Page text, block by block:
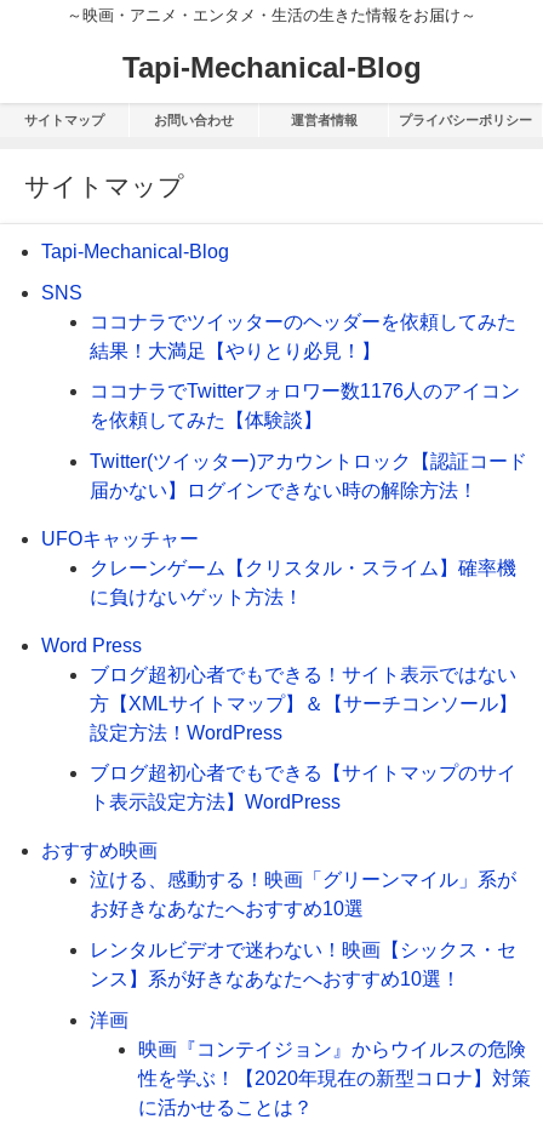
～映画・アニメ・エンタメ・生活の生きた情報をお届け～
Tapi-Mechanical-Blog
サイトマップ お問い合わせ 運営者情報 プライバシーポリシー
サイトマップ
Tapi-Mechanical-Blog
SNS
ココナラでツイッターのヘッダーを依頼してみた
結果！大満足【やりとり必見！】
ココナラでTwitterフォロワー数1176人のアイコン
を依頼してみた【体験談】
Twitter(ツイッター)アカウントロック【認証コード
届かない】ログインできない時の解除方法！
UFOキャッチャー
クレーンゲーム【クリスタル・スライム】確率機
に負けないゲット方法！
Word Press
ブログ超初心者でもできる！サイト表示ではない
方【XMLサイトマップ】＆【サーチコンソール】
設定方法！WordPress
ブログ超初心者でもできる【サイトマップのサイ
ト表示設定方法】WordPress
おすすめ映画
泣ける、感動する！映画「グリーンマイル」系が
お好きなあなたへおすすめ10選
レンタルビデオで迷わない！映画【シックス・セ
ンス】系が好きなあなたへおすすめ10選！
洋画
映画『コンテイジョン』からウイルスの危険
性を学ぶ！【2020年現在の新型コロナ】対策
に活かせることは？